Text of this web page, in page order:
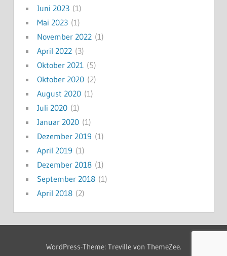
Juni 2023(1)
Mai 2023(1)
November 2022(1)
April 2022(3)
Oktober 2021(5)
Oktober 2020(2)
August 2020(1)
Juli 2020(1)
Januar 2020(1)
Dezember 2019 (1)
April 2019 (1)
Dezember 2018(1)
September 2018(1)
April 2018(2)
WordPress-Theme: Treville von ThemeZee.